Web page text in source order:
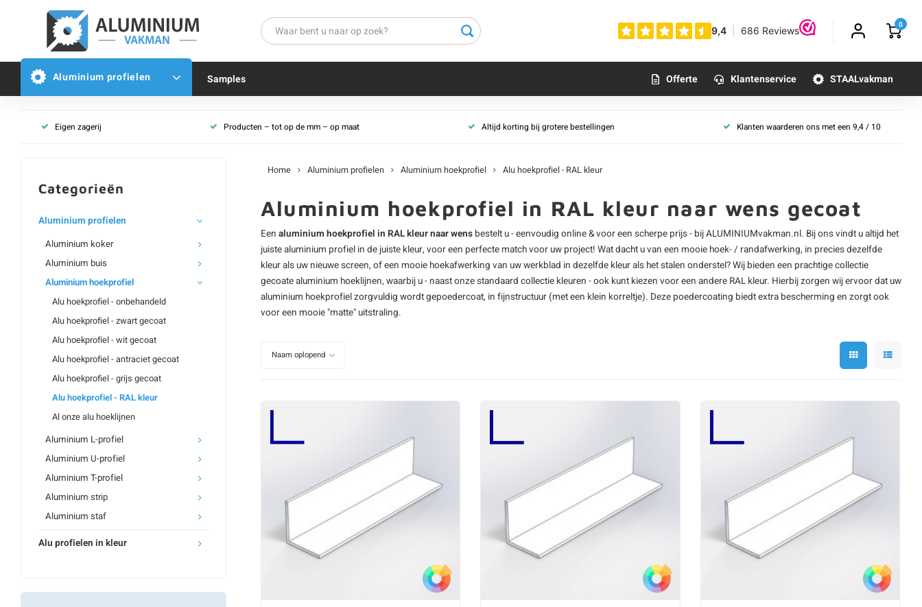
0
Aluminium profielen
Alu hoekprofiel - antraciet gecoat
Alu hoekprofiel - RAL kleur
Al onze alu hoeklijnen
Offerte Klantenservice
Samples STAALvakman
Eigen zagerij Producten – tot op de mm – op maat Altijd korting bij grotere bestellingen Klanten waarderen ons met een 9,4 / 10
Categorieën
Aluminium profielen
Aluminium koker
Aluminium buis
Aluminium hoekprofiel
Alu hoekprofiel - onbehandeld
Alu hoekprofiel - zwart gecoat
Alu hoekprofiel - wit gecoat
Alu hoekprofiel - antraciet gecoat
Alu hoekprofiel - grijs gecoat
Alu hoekprofiel - RAL kleur
Al onze alu hoeklijnen
Aluminium L-profiel
Aluminium U-profiel
Aluminium T-profiel
Aluminium strip
Aluminium staf
Alu profielen in kleur
Home Aluminium profielen Aluminium hoekprofiel Alu hoekprofiel - RAL kleur
Aluminium hoekprofiel in RAL kleur naar wens gecoat
Een aluminium hoekprofiel in RAL kleur naar wens bestelt u - eenvoudig online & voor een scherpe prijs - bij ALUMINIUMvakman.nl. Bij ons vindt u altijd het
juistealuminium profiel in de juiste kleur, voor een perfecte match voor uw project! Wat dacht u van een mooie hoek- / randafwerking, in precies dezelfde
kleur als uw nieuwe screen, of een mooie hoekafwerking van uw werkblad in dezelfde kleur als het stalen onderstel? Wij bieden een prachtige collectie
gecoatealuminium hoeklijnen, waarbij u - naast onze standaard collectie kleuren - ook kunt kiezen voor een andere RAL kleur. Hierbij zorgen wij ervoor dat uw
aluminium hoekprofielzorgvuldig wordt gepoedercoat, in fijnstructuur (met een klein korreltje). Deze poedercoating biedt extra bescherming en zorgt ook
voor een mooie "matte" uitstraling.
Naam oplopend